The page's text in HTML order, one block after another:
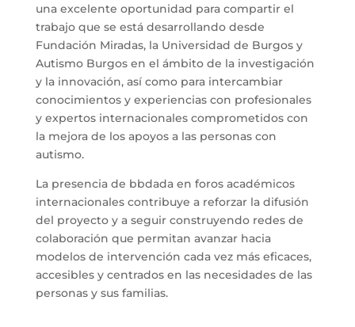
una excelente oportunidad para compartir el
trabajo que se está desarrollando desde
Fundación Miradas, la Universidad de Burgos y
Autismo Burgos en el ámbito de la investigación
y la innovación, así como para intercambiar
conocimientos y experiencias con profesionales
y expertos internacionales comprometidos con
la mejora de los apoyos a las personas con
autismo.
La presencia de bbdada en foros académicos
internacionales contribuye a reforzar la difusión
del proyecto y a seguir construyendo redes de
colaboración que permitan avanzar hacia
modelos de intervención cada vez más eficaces,
accesibles y centrados en las necesidades de las
personas y sus familias.